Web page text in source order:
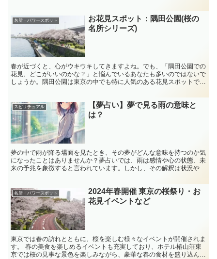
名所・パワースポット
お花見スポット：隅田公園(桜の
名所シリーズ)
春が近づくと、心がウキウキしてきますよね。でも、「隅田公園での
花見、どこがいいのかな？」と悩んでいるあなたも多いのではないで
しょうか。隅田公園は東京の中でも特に人気のある花見スポットです
スピリチュアル
【夢占い】夢で見る雨の意味と
は？
夢の中で雨が降る場面を見たとき、その夢がどんな意味を持つのか気
になったことはありませんか？夢占いでは、雨は感情や心の状態、未
来の予兆を象徴すると言われています。しかし、その解釈は状況や雨
名所・パワースポット
2024年春開催 東京の桜祭り・お
花見イベントなど
東京では春の訪れとともに、桜を楽しむ様々なイベントが開催されま
す。 春の美食を楽しめるイベントも充実しており、ホテル椿山荘東
京では桜の見事な景色を楽しみながら、豪華な春の食材を盛り込んだ